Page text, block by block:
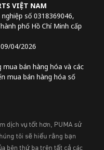
VIỆT NAM
số 0318369046,
phố Hồ Chí Minh cấp
04/2026
bán hàng hóa và các
mua bán hàng hóa số
Minh, Việt Nam